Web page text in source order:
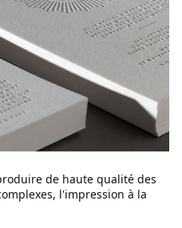
de haute qualité des
l'impression à la